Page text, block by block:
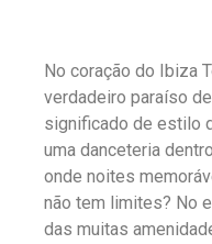
No coração do Ibiza
verdadeiro paraíso
significado de estilo
uma danceteria
onde noites
não tem limites? No
das muitas